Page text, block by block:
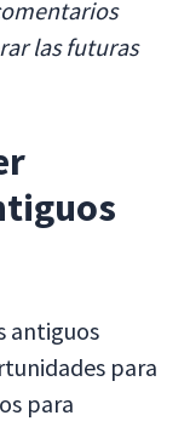
las futuras
antiguos
para
para